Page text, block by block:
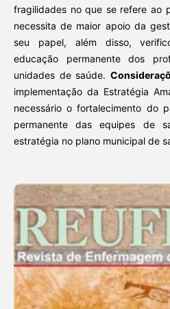
fragilidades no que se refere ao
necessita de maior apoio da
seu papel, além disso,
educação permanente dos
unidades de saúde.
implementação da Estratégia
necessário o fortalecimento do
permanente das equipes de
estratégia no plano municipal de